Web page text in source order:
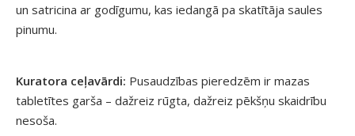
un satricina ar godīgumu, kas iedangā pa skatītāja saules
pinumu.
Kuratora ceļavārdi: Pusaudzības pieredzēm ir mazas
tabletītes garša – dažreiz rūgta, dažreiz pēkšņu skaidrību
nesoša.